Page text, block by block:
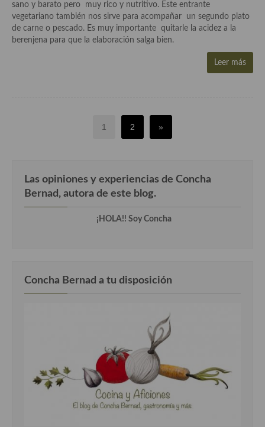
sano y barato pero muy rico y nutritivo. Este entrante
vegetariano también nos sirve para acompañar un segundo plato
de carne o pescado. Es muy importante quitarle la acidez a la
berenjena para que la elaboración salga bien.
Leer más
1 2 »
Las opiniones y experiencias de Concha
Bernad, autora de este blog.
¡HOLA!! Soy Concha
Concha Bernad a tu disposición